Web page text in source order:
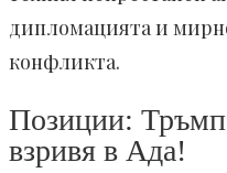
дипломацията и
конфликта.
Позиции:
взривя в Ада!